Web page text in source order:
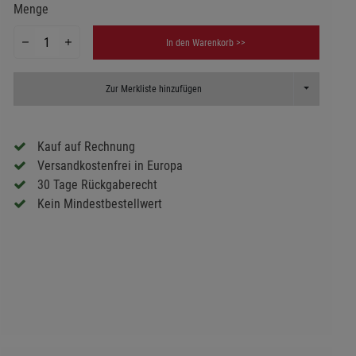
Menge
In den Warenkorb >>
Zur Merkliste hinzufügen Toggle
Kauf auf Rechnung
Versandkostenfrei in Europa
30 Tage Rückgaberecht
Kein Mindestbestellwert